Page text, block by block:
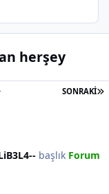
herşey
SONRAKI
başlık Forum